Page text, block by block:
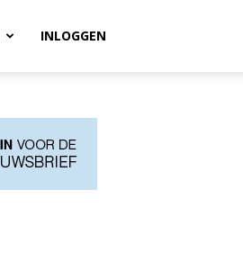
INLOGGEN